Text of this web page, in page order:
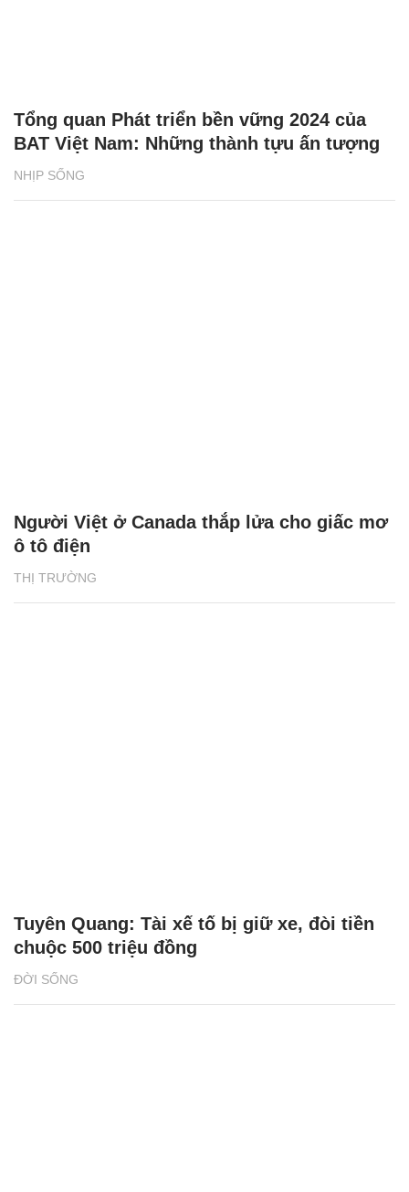
NHỊP SỐNG
Tổng quan Phát triển bền vững 2024 của
BAT Việt Nam: Những thành tựu ấn tượng
THỊ TRƯỜNG
Người Việt ở Canada thắp lửa cho giấc mơ
ô tô điện
ĐỜI SỐNG
Tuyên Quang: Tài xế tố bị giữ xe, đòi tiền
chuộc 500 triệu đồng